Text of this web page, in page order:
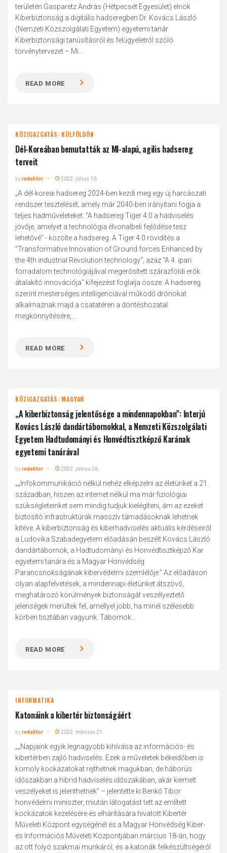
területén Gasparetz András (Hétpecsét Egyesület) elnök
Kiberbiztonság a digitális hadseregben Dr. Kovács László
(Nemzeti Közszolgálati Egyetem) egyetemi tanár
Kiberbiztonsági tanúsításról és felügyeletről szóló
törvénytervezet – Mi...
READ MORE
KÖZIGAZGATÁS: KÜLFÖLDÖN
Dél-Koreában bemutatták az MI-alapú, agilis hadsereg
terveit
byredaktor 2022. július 10.
„A dél-koreai hadsereg 2024-ben kezdi meg egy új harcászati
rendszer tesztelését, amely már 2040-ben irányítani fogja a
teljes hadműveleteket. "A hadsereg Tiger 4.0 a hadviselés
jövője, amelyet a technológia élvonalbeli fejlődése tesz
lehetővé" - közölte a hadsereg. A Tiger 4.0 rövidítés a
"Transformative Innovation of Ground forces Enhanced by
the 4th industrial Revolution technology", azaz "A 4. ipari
forradalom technológiájával megerősített szárazföldi erők
átalakító innovációja" kifejezést foglalja össze. A hadsereg
szerint mesterséges intelligenciával működő drónokat
alkalmaznak majd a csatatéren a döntéshozatal
megkönnyítésére,...
READ MORE
KÖZIGAZGATÁS: MAGYAR
„A kiberbiztonság jelentősége a mindennapokban”: Interjú
Kovács László dandártábornokkal, a Nemzeti Közszolgálati
Egyetem Hadtudományi és Honvédtisztképző Karának
egyetemi tanárával
byredaktor 2022. június 26.
„„Infokommunikáció nélkül nehéz elképzelni az életünket a 21.
században, hiszen az internet nélkül ma már fiziológiai
szükségleteinket sem mindig tudjuk kielégíteni, ám az ezeket
biztosító infrastruktúrák masszív támadásoknak lehetnek
kitéve. A kiberbiztonság és kiberhadviselés aktuális kérdéseiről
a Ludovika Szabadegyetem előadásán beszélt Kovács László
dandártábornok, a Hadtudományi és Honvédtisztképző Kar
egyetemi tanára és a Magyar Honvédség
Parancsnokságának kibervédelmi szemlélője.” Az előadáson
olyan alapfelvetések, a mindennapi életünket átszövő,
meghatározó körülmények biztonságát veszélyeztető
jelenségek merültek fel, amellyel jobb, ha minél szélesebb
körben tisztában vagyunk. Tábornok...
READ MORE
INFORMATIKA
Katonáink a kibertér biztonságáért
byredaktor 2022. március 21.
„„Napjaink egyik legnagyobb kihívása az információs- és
kibertérben zajló hadviselés. Ezek a műveletek békeidőben is
komoly kockázatokat rejthetnek magukban, de háborús
időszakban a hibrid hadviselés időszakában, akár kiemelt
veszélyeket is jelenthetnek” – jelentette ki Benkő Tibor
honvédelmi miniszter, miután látogatást tett az említett
kockázatok kezelésére és elhárítására hivatott Kibertér
Műveleti Központ egységénél és a Magyar Honvédség Kiber-
és Információs Műveleti Központjában március 18-án, hogy
az ott folyó szakmai munkáról, és a katonák felkészültségéről